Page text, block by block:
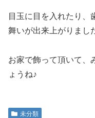
目玉に目を入れたり、
舞いが出来上がりまし
お家で飾って頂いて、
ょうね♪
未分類